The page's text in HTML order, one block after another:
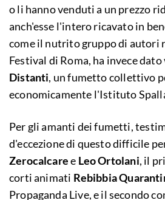
o li hanno venduti a un prezzo
anch'esse l'intero ricavato in
come il nutrito gruppo di autori
Festival di Roma, ha invece
Distanti, un fumetto collettivo
economicamente l'Istituto
Per gli amanti dei fumetti,
d'eccezione di questo difficile
Zerocalcaree Leo Ortolani, il
corti animati Rebibbia
Propaganda Live, e il secondo